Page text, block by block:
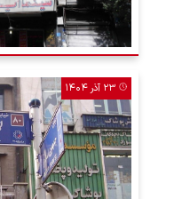
۲۳ آذر ۱۴۰۴